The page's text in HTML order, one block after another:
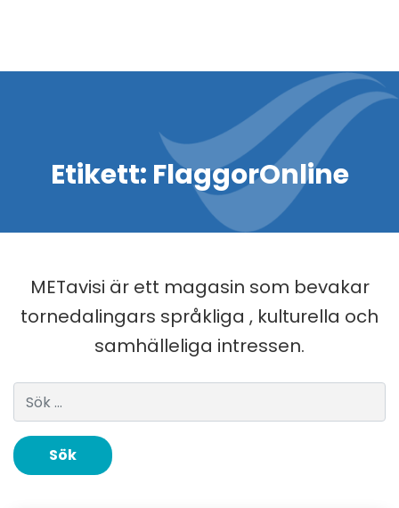
Etikett: FlaggorOnline
METavisi är ett magasin som bevakar
tornedalingars språkliga , kulturella och
samhälleliga intressen.
Sök efter: